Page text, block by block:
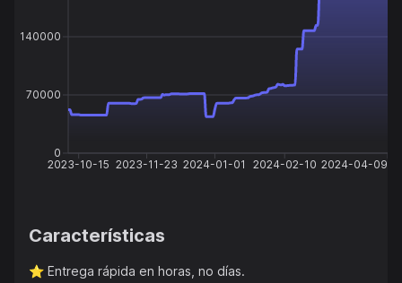
2023-10-15 2023-11-23 2024-01-01 2024-02-10 2024-04-09
0
70000
140000
Características
⭐️ Entrega rápida en horas, no días.